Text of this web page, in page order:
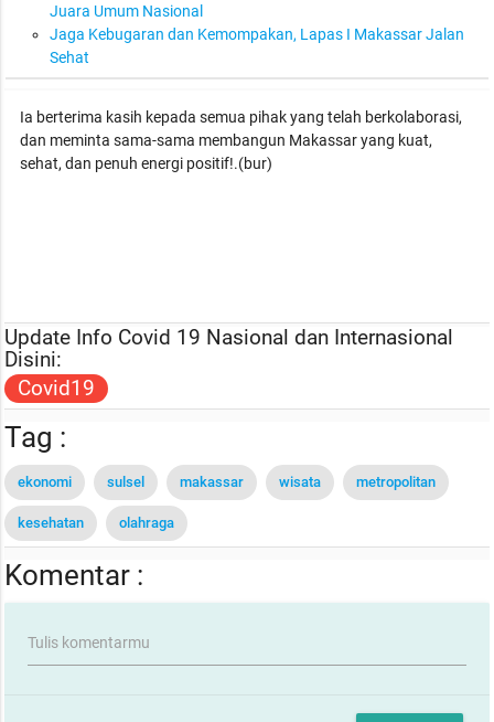
Juara Umum Nasional
Jaga Kebugaran dan Kemompakan, Lapas I Makassar Jalan
Sehat
Ia berterima kasih kepada semua pihak yang telah berkolaborasi,
dan meminta sama-sama membangun Makassar yang kuat,
sehat, dan penuh energi positif!.(bur)
Update Info Covid 19 Nasional dan Internasional
Disini:
Covid19
Tag :
ekonomi sulsel makassar wisata metropolitan
kesehatan olahraga
Komentar :
Tulis komentarmu